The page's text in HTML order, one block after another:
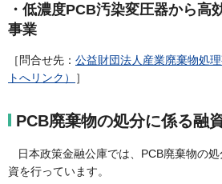
・低濃度PCB汚染変圧器から高
事業
［問合せ先： 公益財団法人産業廃棄物処
トへリンク）
］
PCB廃棄物の処分に係る融
日本政策金融公庫では、PCB廃棄物の
資を行っています。